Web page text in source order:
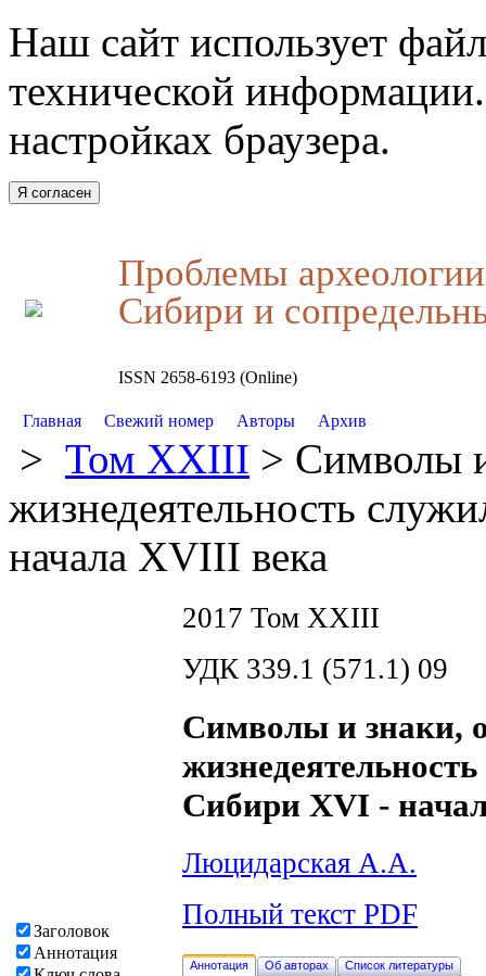
Наш сайт использует
технической
настройках браузера.
Я согласен
Проблемы
Сибири и
ISSN 2658-6193 (Online)
Главная Свежий номер Авторы Архив
> Том XXIII > Символы
жизнедеятельность
начала XVIII века
Заголовок
Аннотация
2017 Том XXIII
УДК 339.1 (571.1) 09
Символы и знаки,
Сибири XVI -
Люцидарская А.А.
Полный текст PDF
Аннотация Об авторах Список литературы